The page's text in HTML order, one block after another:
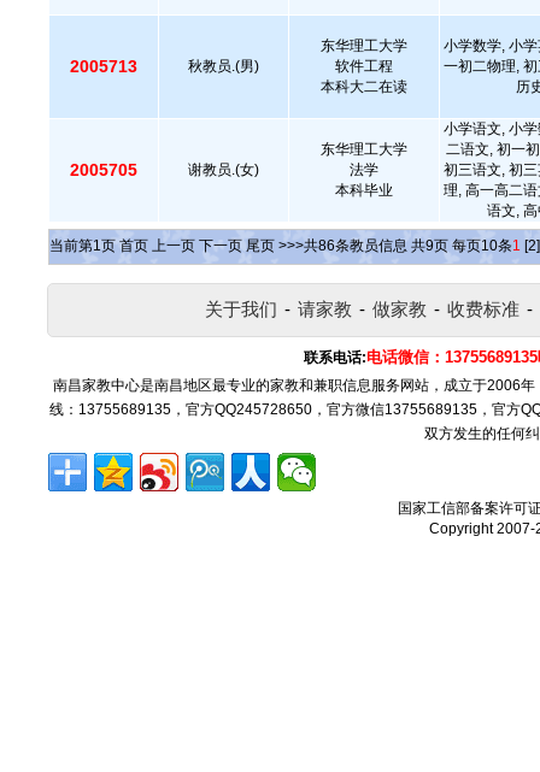
2005713 秋教员.(男)
东华理工大学
软件工程
本科大二在读
小学数学, 小
一初二物理,
历
2005705 谢教员.(女)
东华理工大学
法学
本科毕业
小学语文, 小
二语文, 初一
初三语文, 初
理, 高一高二
语文,
当前第1页 首页 上一页 下一页 尾页 >>>共86条教员信息 共9页 每页10条1 [2]
关于我们 - 请家教 - 做家教 - 收费标准 -
联系电话:电话微信：
南昌家教中心是南昌地区最专业的家教和兼职信息服务网站，成立于2006
线：13755689135，官方QQ245728650，官方微信13755689135，官方
双方发生的任何
国家工信部备案许可
Copyright 2007-